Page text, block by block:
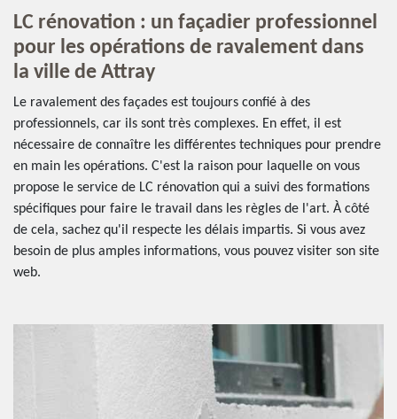
LC rénovation : un façadier professionnel
pour les opérations de ravalement dans
la ville de Attray
Le ravalement des façades est toujours confié à des
professionnels, car ils sont très complexes. En effet, il est
nécessaire de connaître les différentes techniques pour prendre
en main les opérations. C'est la raison pour laquelle on vous
propose le service de LC rénovation qui a suivi des formations
spécifiques pour faire le travail dans les règles de l'art. À côté
de cela, sachez qu'il respecte les délais impartis. Si vous avez
besoin de plus amples informations, vous pouvez visiter son site
web.